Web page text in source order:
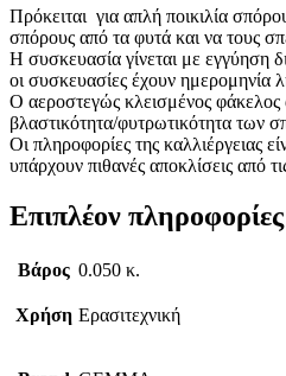
Πρόκειται για απλή ποικιλία
σπόρους από τα φυτά και να τους
Η συσκευασία γίνεται με εγγύηση
οι συσκευασίες έχουν ημερομηνία
Ο αεροστεγώς κλεισμένος φάκελος
βλαστικότητα/φυτρωτικότητα των
Οι πληροφορίες της καλλιέργειας
υπάρχουν πιθανές αποκλίσεις από
Επιπλέον πληροφορίες
Βάρος 0.050 κ.
Χρήση Ερασιτεχνική